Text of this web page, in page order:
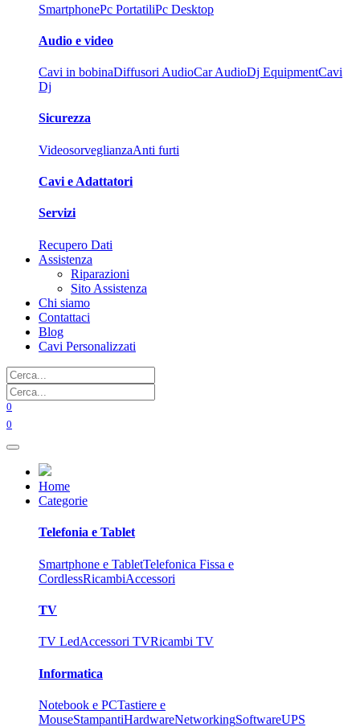
SmartphonePc PortatiliPc Desktop
Audio e video
Cavi in bobinaDiffusori AudioCar AudioDj EquipmentCavi
Dj
Sicurezza
VideosorveglianzaAnti furti
Cavi e Adattatori
Servizi
Recupero Dati
Assistenza
Riparazioni
Sito Assistenza
Chi siamo
Contattaci
Blog
Cavi Personalizzati
0
0
Home
Categorie
Telefonia e Tablet
Smartphone e TabletTelefonica Fissa e
CordlessRicambiAccessori
TV
TV LedAccessori TVRicambi TV
Informatica
Notebook e PCTastiere e
MouseStampantiHardwareNetworkingSoftwareUPS